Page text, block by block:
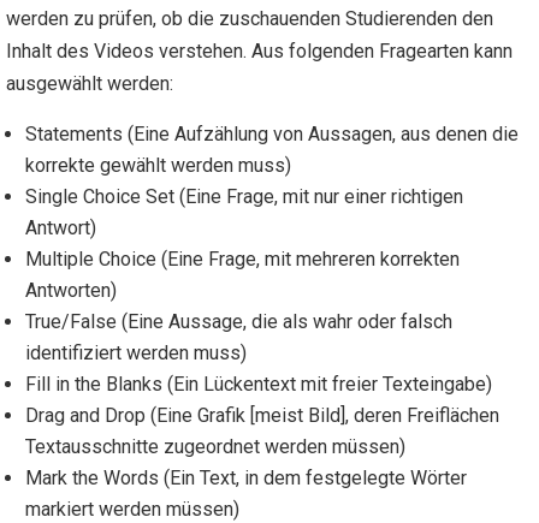
werden zu prüfen, ob die zuschauenden Studierenden den
Inhalt des Videos verstehen. Aus folgenden Fragearten kann
ausgewählt werden:
Statements (Eine Aufzählung von Aussagen, aus denen die
korrekte gewählt werden muss)
Single Choice Set (Eine Frage, mit nur einer richtigen
Antwort)
Multiple Choice (Eine Frage, mit mehreren korrekten
Antworten)
True/False (Eine Aussage, die als wahr oder falsch
identifiziert werden muss)
Fill in the Blanks (Ein Lückentext mit freier Texteingabe)
Drag and Drop (Eine Grafik [meist Bild], deren Freiflächen
Textausschnitte zugeordnet werden müssen)
Mark the Words (Ein Text, in dem festgelegte Wörter
markiert werden müssen)